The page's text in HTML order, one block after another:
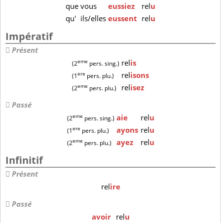
quevous eussiez relu
qu' ils/elleseussent relu
Impératif
Présent
(2eme pers. sing.) relis
(1ere pers. plu.) relisons
(2eme pers. plu.) relisez
Passé
(2eme pers. sing.) aie relu
(1ere pers. plu.) ayons relu
(2eme pers. plu.) ayez relu
Infinitif
Présent
relire
Passé
avoir relu